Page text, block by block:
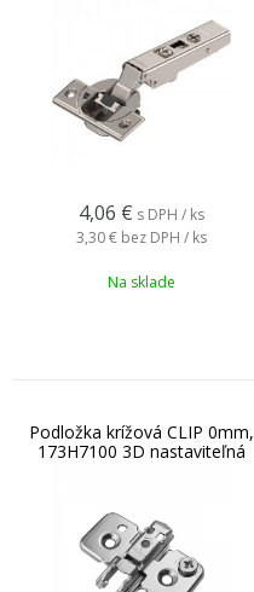
4,06 € s DPH / ks
3,30 € bez DPH / ks
Na sklade
Podložka krížová CLIP 0mm,
173H7100 3D nastaviteľná